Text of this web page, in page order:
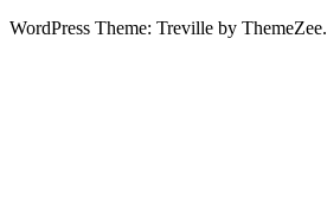
WordPress Theme: Treville by ThemeZee.